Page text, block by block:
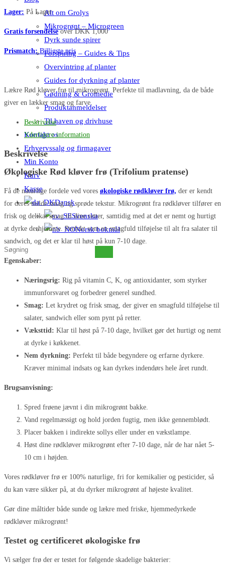
Alt om Grolys
Mikrogrønt – Microgreen
Dyrk sunde spirer
Forspiring – Guides & Tips
Overvintring af planter
Guides for dyrkning af planter
Gødning & Gromedie
Produktanmeldelser
Til haven og drivhuse
Kontakt os
Erhvervssalg og firmagaver
Min Konto
Kurv
Kasse
Dansk
Svenska
Norsk bokmål
Søg
på
antal
Lager: På Lager
Gratis forsendelseover DKK 1,000
Prismatch:Billigste pris
Lækre Rød kløver frø til mikrogrønt. Perfekte til madlavning, da de både
giver en lækker smag og farve.
Beskrivelse
Yderligere information
Beskrivelse
Økologiske Rød kløver frø (Trifolium pratense)
Få de naturlige fordele ved vores økologiske rødkløver frø, der er kendt
for deres milde smag og sprøde tekstur. Mikrogrønt fra rødkløver tilfører en
frisk og delikat smag til dine retter, samtidig med at det er nemt og hurtigt
at dyrke derhjemme. Perfekt som en smagfuld tilføjelse til alt fra salater til
sandwich, og det er klar til høst på kun 7-10 dage.
Egenskaber:
Næringsrig: Rig på vitamin C, K, og antioxidanter, som styrker
immunforsvaret og forbedrer generel sundhed.
Smag: Let krydret og frisk smag, der giver en smagfuld tilføjelse til
salater, sandwich eller som pynt på retter.
Væksttid: Klar til høst på 7-10 dage, hvilket gør det hurtigt og nemt
at dyrke i køkkenet.
Nem dyrkning: Perfekt til både begyndere og erfarne dyrkere.
Kræver minimal indsats og kan dyrkes indendørs hele året rundt.
Brugsanvisning:
Spred frøene jævnt i din mikrogrønt bakke.
Vand regelmæssigt og hold jorden fugtig, men ikke gennemblødt.
Placer bakken i indirekte sollys eller under en vækstlampe.
Høst dine rødkløver mikrogrønt efter 7-10 dage, når de har nået 5-
10 cm i højden.
Vores rødkløver frø er 100% naturlige, fri for kemikalier og pesticider, så
du kan være sikker på, at du dyrker mikrogrønt af højeste kvalitet.
Gør dine måltider både sunde og lækre med friske, hjemmedyrkede
rødkløver mikrogrønt!
Testet og certificeret økologiske frø
Vi sælger frø der er testet for følgende skadelige bakterier: